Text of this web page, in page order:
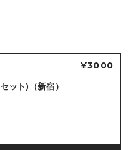
ット)（新宿）
¥3000